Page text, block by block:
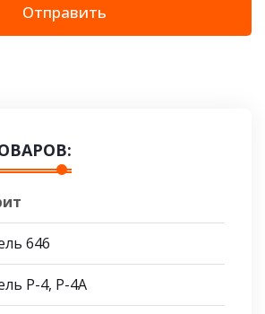
Отправить
646
Р-4, Р-4А